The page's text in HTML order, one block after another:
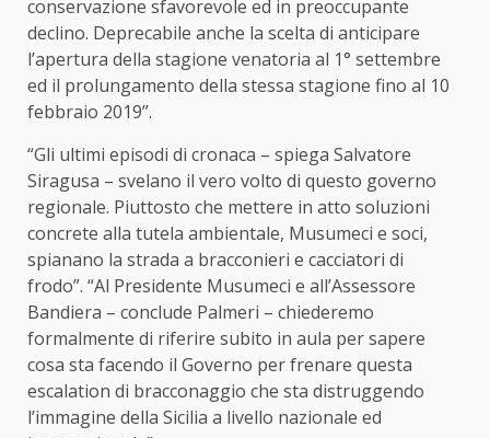
conservazione sfavorevole ed in preoccupante
declino. Deprecabile anche la scelta di anticipare
l’apertura della stagione venatoria al 1° settembre
ed il prolungamento della stessa stagione fino al 10
febbraio 2019”.
“Gli ultimi episodi di cronaca – spiega Salvatore
Siragusa – svelano il vero volto di questo governo
regionale. Piuttosto che mettere in atto soluzioni
concrete alla tutela ambientale, Musumeci e soci,
spianano la strada a bracconieri e cacciatori di
frodo”. “Al Presidente Musumeci e all’Assessore
Bandiera – conclude Palmeri – chiederemo
formalmente di riferire subito in aula per sapere
cosa sta facendo il Governo per frenare questa
escalation di bracconaggio che sta distruggendo
l’immagine della Sicilia a livello nazionale ed